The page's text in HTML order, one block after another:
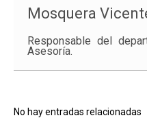
Mosquera
Responsable del
Asesoría.
No hay entradas relacionadas